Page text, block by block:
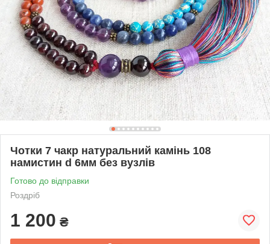
Чотки 7 чакр натуральний камінь 108
намистин d 6мм без вузлів
Готово до відправки
Роздріб
1 200 ₴